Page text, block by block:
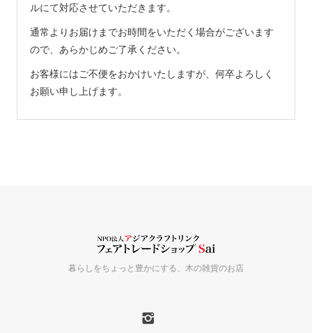
ルにて対応させていただきます。
通常よりお届けまでお時間をいただく場合がございます
ので、あらかじめご了承ください。
お客様にはご不便をおかけいたしますが、何卒よろしく
お願い申し上げます。
暮らしをちょっと豊かにする、木の雑貨のお店